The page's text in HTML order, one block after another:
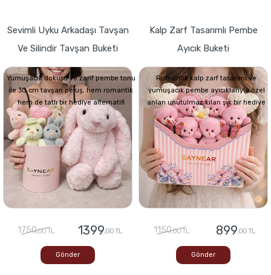
Sevimli Uyku Arkadaşı Tavşan
Ve Silindir Tavşan Buketi
Yumuşacık dokusu ve zarif pembe tonu
ile 30 cm tavşan peluş, hem romantik
hem de tatlı bir hediye alternatifi
1750,00 TL 1399,00 TL
Gönder
Kalp Zarf Tasarımlı Pembe
Ayıcık Buketi
Romantik kalp zarf tasarımı ve
yumuşacık pembe ayıcıklarıyla özel
anları unutulmaz kılan şık bir hediye
1150,00 TL 899,00 TL
Gönder